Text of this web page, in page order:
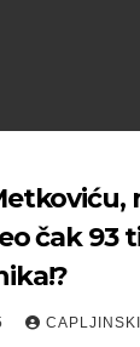
čak 93